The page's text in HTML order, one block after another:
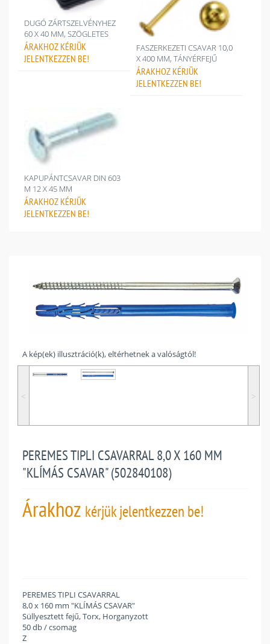
DUGÓ ZÁRTSZELVÉNYHEZ
60 X 40 MM, SZÖGLETES
ÁRAKHOZ KÉRJÜK
JELENTKEZZEN BE!
FASZERKEZETI CSAVAR 10,0
X 400 MM, TÁNYÉRFEJŰ
ÁRAKHOZ KÉRJÜK
JELENTKEZZEN BE!
KAPUPÁNTCSAVAR DIN 603
M 12 X 45 MM
ÁRAKHOZ KÉRJÜK
JELENTKEZZEN BE!
A kép(ek) illusztráció(k), eltérhetnek a valóságtól!
˂ ˃
PEREMES TIPLI CSAVARRAL 8,0 X 160 MM
"KLÍMÁS CSAVAR" (502840108)
Árakhoz kérjük jelentkezzen be!
PEREMES TIPLI CSAVARRAL
8,0 x 160 mm "KLÍMÁS CSAVAR"
Süllyesztett fejű, Torx, Horganyzott
50 db / csomag
Z